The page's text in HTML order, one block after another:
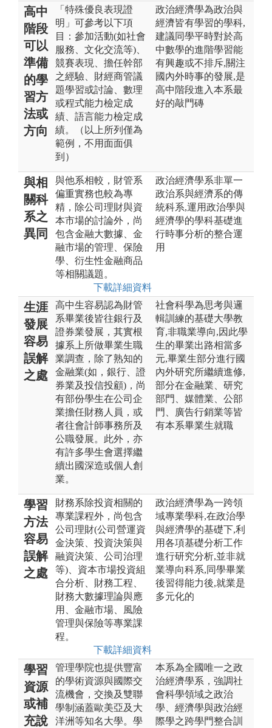
高中
階段
可以
準備
的學
習方
法或
方向
「特殊優良表現證
明」可參考以下項
目：參加活動(如社會
服務、文化交流等)、
競賽表現、擔任幹部
之經驗、財經商管議
題學習或討論、數理
或程式能力檢定成
績、語言能力檢定成
績。（以上所列僅為
範例，不用面面俱
到）
政治經濟學為政治與
經濟皆有學習的學科,
建議同學平時對於高
中數學的進階學習能
有興趣或不排斥,關注
國內外時事的發展,是
高中階段進入本系最
好的敲門磚
與相
關科
系之
異同
與他系相較，財管系
偏重實務也較為專
精，除公司理財與資
本市場的討論外，尚
包含金融大數據、金
融市場的管理、保險
學、衍生性金融商品
等相關議題。
下載詳細資料
政治經濟學系非單一
政治系與經濟系的傳
統科系,運用政治學與
經濟學的學科基礎進
行時事分析的整合運
用
生涯
發展
容易
誤解
之處
高中生容易認為財管
系畢業後皆往銀行及
證券業發展，其實根
據系上所做畢業生職
業調查，除了熟知的
金融業(如，銀行、證
券業及投信投顧)，尚
有部份學生在公司企
業擔任財務人員，或
者往會計師事務所及
公職發展。此外，亦
有許多學生會選擇繼
續出國深造或個人創
業。
社會科學為思考與邏
輯訓練的基礎大學教
育,非職業導向,因此學
生的畢業出路相當多
元,畢業生部分進行國
內外研究所繼續進修,
部分在金融業、研究
部門、媒體業、公部
門、廣告行銷業等皆
有本系畢業生就職
學習
方法
容易
誤解
之處
財務系除投資相關的
專業課程外，尚包含
公司理財(公司營運資
金決策、投資決策與
融資決策、公司治理
等)、資本市場投資組
合分析、財務工程、
財務大數據理論與應
用、金融市場、風險
管理與保險等專業課
程。
下載詳細資料
政治經濟學為一跨領
域專業學科,在政治學
與經濟學的基礎下,利
用各項基礎分析工作
進行研究分析,並非就
業導向科系,同學畢業
後習得能力後,就業是
多元化的
學習
資源
或補
充說
管理學院也提供豐富
的學術資源與國際交
流機會，交換及雙聯
學制涵蓋歐美亞及大
洋洲等知名大學。學
本系為全國唯一之政
治經濟學系，強調社
會科學領域之政治
學、經濟學與政治經
際學之跨學門整合訓